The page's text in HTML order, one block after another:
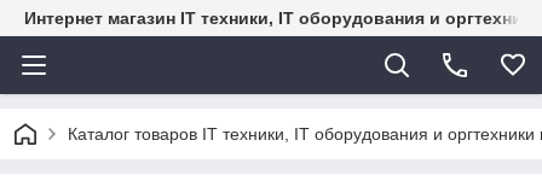
Интернет магазин IT техники, IT оборудования и
Каталог товаров IT техники, IT оборудования и